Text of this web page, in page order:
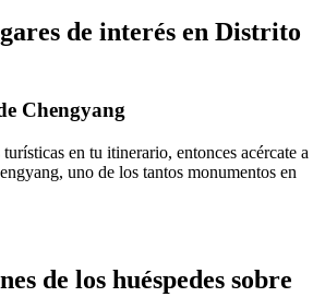
de interés en Distrito
Chengyang
en tu itinerario, entonces acércate a
uno de los tantos monumentos en
de los huéspedes sobre